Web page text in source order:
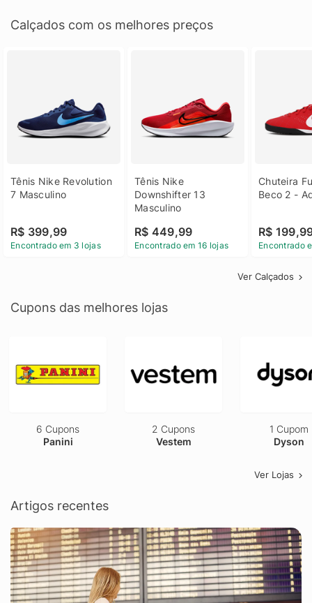
Calçados com os melhores preços
Tênis Nike Revolution
7 Masculino
R$ 399,99
Encontrado em 3 lojas
Tênis Nike
Downshifter 13
Masculino
R$ 449,99
Encontrado em 16 lojas
Chuteira
Beco 2 -
R$
Encontrado
Ver Calçados
Cupons das melhores lojas
6 Cupons
Panini
2 Cupons
Vestem
1 Cupom
Dyson
Ver Lojas
Artigos recentes